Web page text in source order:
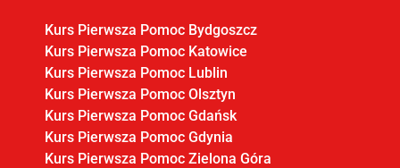
Kurs Pierwsza Pomoc Bydgoszcz
Kurs Pierwsza Pomoc Katowice
Kurs Pierwsza Pomoc Lublin
Kurs Pierwsza Pomoc Olsztyn
Kurs Pierwsza Pomoc Gdańsk
Kurs Pierwsza Pomoc Gdynia
Kurs Pierwsza Pomoc Zielona Góra